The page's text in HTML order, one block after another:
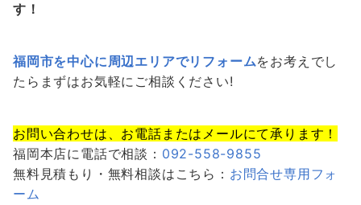
す！
福岡市を中心に周辺エリアでリフォームをお考えでし
たらまずはお気軽にご相談ください!
お問い合わせは、お電話またはメールにて承ります！
福岡本店に電話で相談： 092-558-9855
無料見積もり・無料相談はこちら： お問合せ専用フォ
ーム